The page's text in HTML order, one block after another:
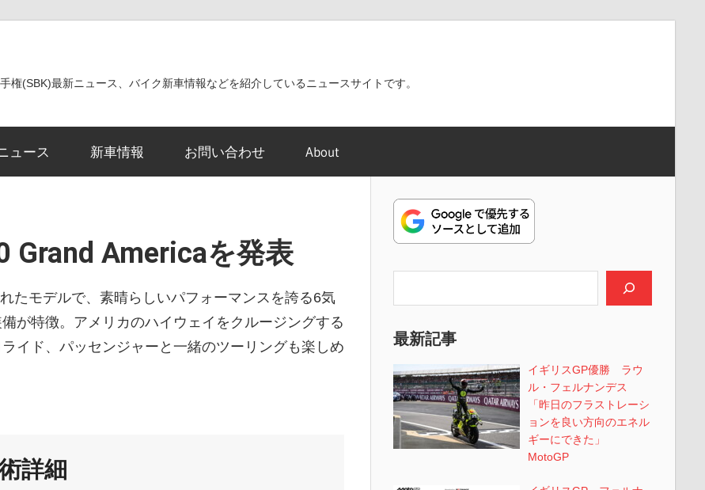
(SBK)最新ニュース、バイク新車情報などを紹介しているニュースサイトです。
ュース 新車情報 お問い合わせ About
Americaを発表
たモデルで、素晴らしいパフォーマンスを誇る6気
が特徴。アメリカのハイウェイをクルージングする
イド、パッセンジャーと一緒のツーリングも楽しめ
詳細
最新記事
イギリスGP優勝 ラウ
ル・フェルナンデス
「昨日のフラストレーシ
ョンを良い方向のエネル
ギーにできた」
MotoGP